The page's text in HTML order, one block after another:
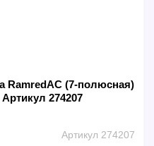
RamredAC (7-полюсная)
274207
Артикул 274207